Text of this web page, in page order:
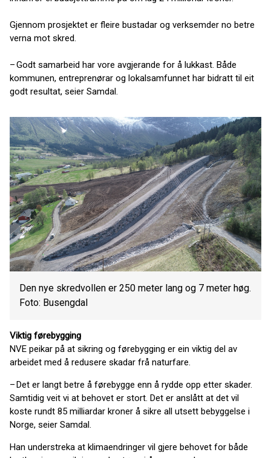
Gjennom prosjektet er fleire bustadar og verksemder no betre
verna mot skred.
– Godt samarbeid har vore avgjerande for å lukkast. Både
kommunen, entreprenørar og lokalsamfunnet har bidratt til eit
godt resultat, seier Samdal.
Den nye skredvollen er 250 meter lang og 7 meter høg.
Foto: Busengdal
Viktig førebygging
NVE peikar på at sikring og førebygging er ein viktig del av
arbeidet med å redusere skadar frå naturfare.
– Det er langt betre å førebygge enn å rydde opp etter skader.
Samtidig veit vi at behovet er stort. Det er anslått at det vil
koste rundt 85 milliardar kroner å sikre all utsett bebyggelse i
Norge, seier Samdal.
Han understreka at klimaendringer vil gjere behovet for både